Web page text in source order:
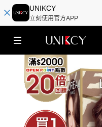
UNIKCY
立刻使用官方APP